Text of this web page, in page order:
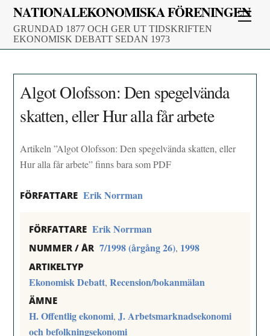
Skip
content
NATIONALEKONOMISKA FÖRENINGEN
GRUNDAD 1877 OCH GER UT TIDSKRIFTEN
EKONOMISK DEBATT SEDAN 1973
Algot Olofsson: Den spegelvända
skatten, eller Hur alla får arbete
Artikeln ”Algot Olofsson: Den spegelvända skatten, eller
Hur alla får arbete” finns bara som PDF
FÖRFATTARE Erik Norrman
FÖRFATTARE Erik Norrman
NUMMER / ÅR 7/1998 (årgång 26), 1998
ARTIKELTYP
Ekonomisk Debatt,Recension/bokanmälan
ÄMNE
H. Offentlig ekonomi,J. Arbetsmarknadsekonomi
och befolkningsekonomi